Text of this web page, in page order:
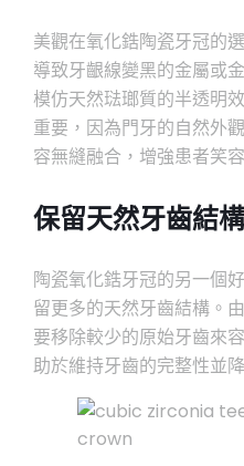
美觀在氧化鋯陶瓷牙冠的
導致牙齦線變黑的金屬或
模仿天然琺瑯質的半透明
重要，因為門牙的自然外
容無縫融合，增強患者笑
保留天然牙齒結構
陶瓷氧化鋯牙冠的另一個
留更多的天然牙齒結構。
要移除較少的原始牙齒來
助於維持牙齒的完整性並